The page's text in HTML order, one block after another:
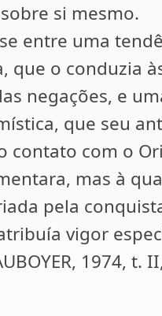
si mesmo.
entre uma
que o conduzia
negações, e
que seu
contato com o
mas à
pela
vigor
1974, t.